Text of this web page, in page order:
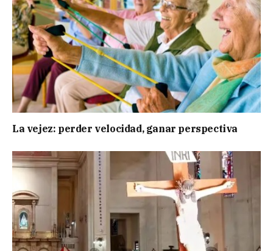
La vejez: perder velocidad, ganar perspectiva